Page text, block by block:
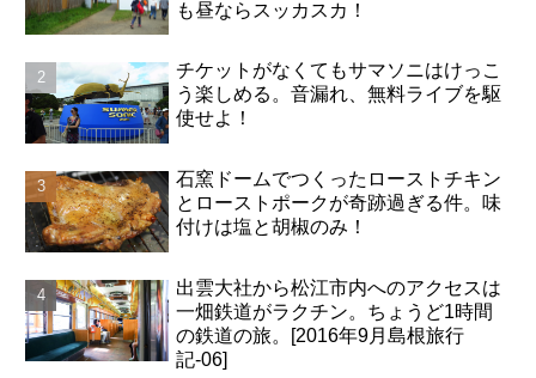
も昼ならスッカスカ！
チケットがなくてもサマソニはけっこ
う楽しめる。音漏れ、無料ライブを駆
使せよ！
石窯ドームでつくったローストチキン
とローストポークが奇跡過ぎる件。味
付けは塩と胡椒のみ！
出雲大社から松江市内へのアクセスは
一畑鉄道がラクチン。ちょうど1時間
の鉄道の旅。[2016年9月島根旅行
記-06]